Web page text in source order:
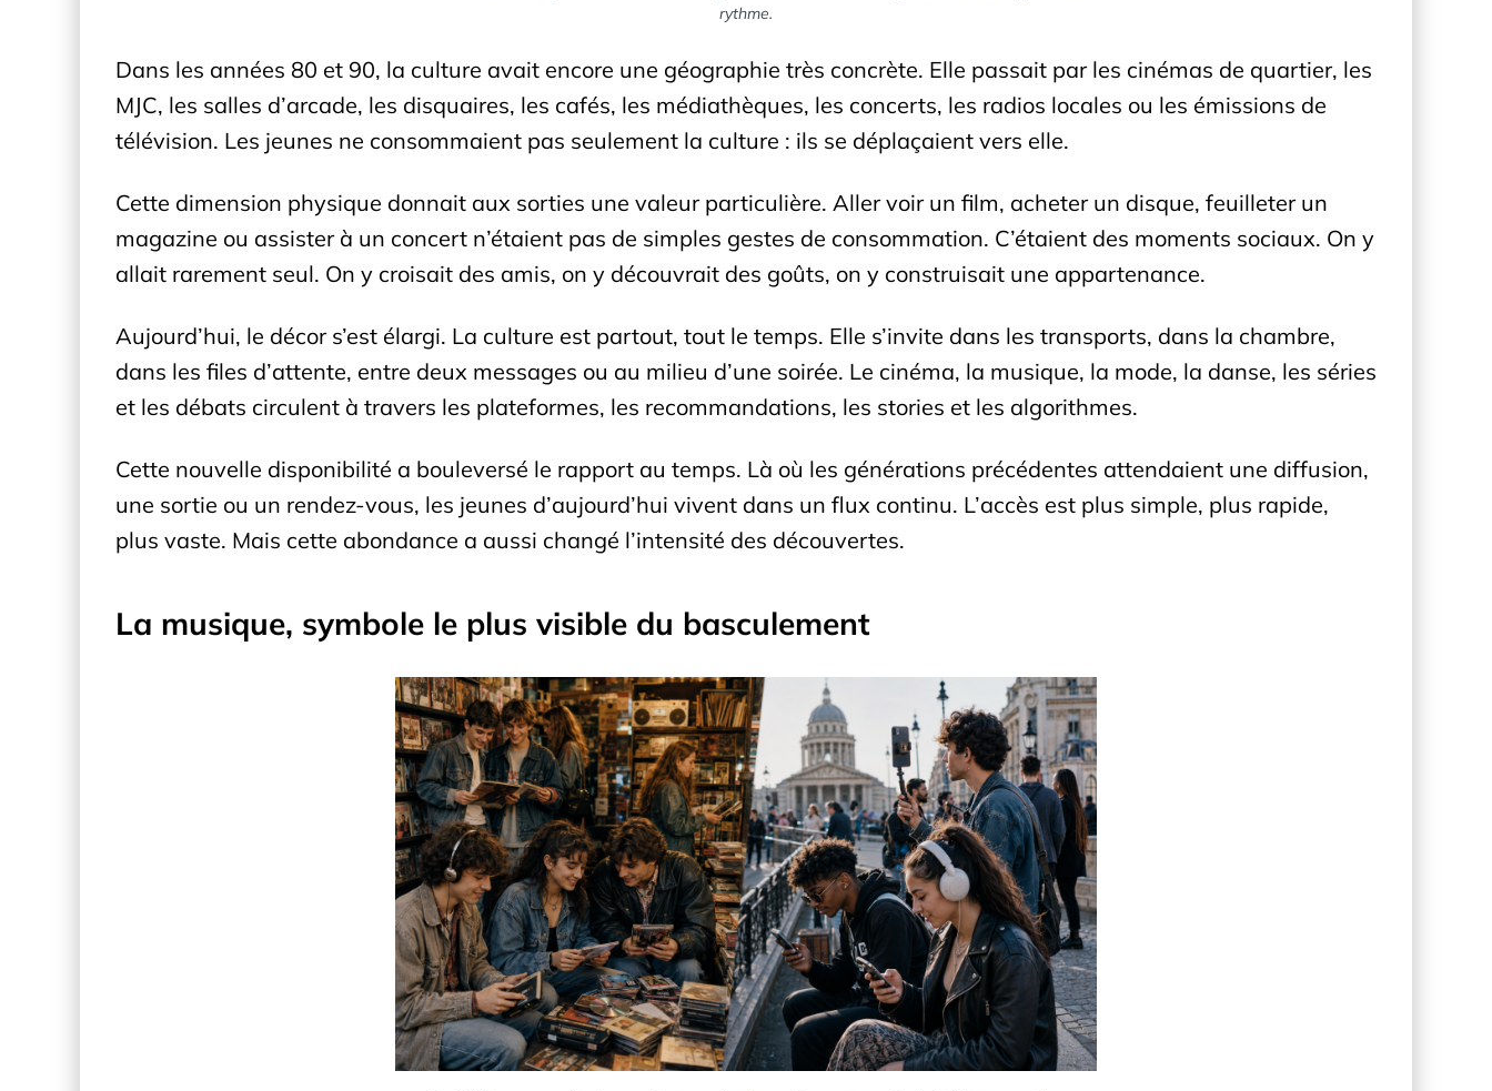
rythme.
Dans les années 80 et 90, la culture avait encore une géographie très concrète. Elle passait par les cinémas de quartier, les
MJC, les salles d’arcade, les disquaires, les cafés, les médiathèques, les concerts, les radios locales ou les émissions de
télévision. Les jeunes ne consommaient pas seulement la culture : ils se déplaçaient vers elle.
Cette dimension physique donnait aux sorties une valeur particulière. Aller voir un film, acheter un disque, feuilleter un
magazine ou assister à un concert n’étaient pas de simples gestes de consommation. C’étaient des moments sociaux. On y
allait rarement seul. On y croisait des amis, on y découvrait des goûts, on y construisait une appartenance.
Aujourd’hui, le décor s’est élargi. La culture est partout, tout le temps. Elle s’invite dans les transports, dans la chambre,
dans les files d’attente, entre deux messages ou au milieu d’une soirée. Le cinéma, la musique, la mode, la danse, les séries
et les débats circulent à travers les plateformes, les recommandations, les stories et les algorithmes.
Cette nouvelle disponibilité a bouleversé le rapport au temps. Là où les générations précédentes attendaient une diffusion,
une sortie ou un rendez-vous, les jeunes d’aujourd’hui vivent dans un flux continu. L’accès est plus simple, plus rapide,
plus vaste. Mais cette abondance a aussi changé l’intensité des découvertes.
La musique, symbole le plus visible du basculement